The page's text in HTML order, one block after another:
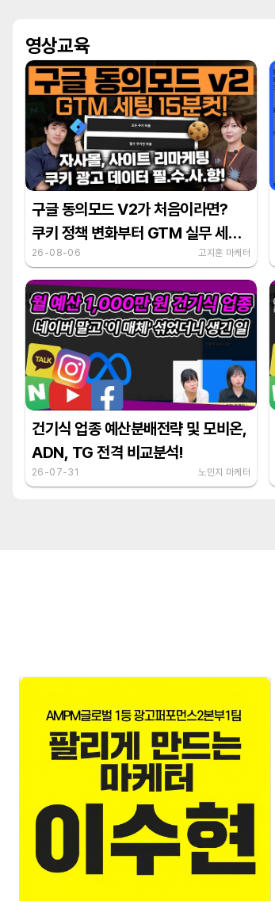
영상교육
구글 동의모드 V2가 처음이라면?
쿠키 정책 변화부터 GTM 실무 세팅
6단계 총정리
26-08-06 고지훈 마케터
건기식 업종 예산분배전략 및 모비온,
ADN, TG 전격 비교분석!
26-07-31 노민지 마케터